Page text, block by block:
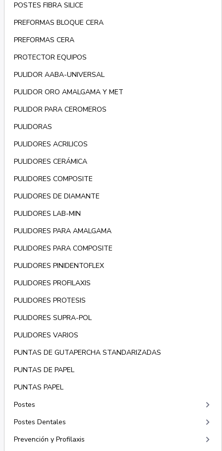
POSTES FIBRA SILICE
PREFORMAS BLOQUE CERA
PREFORMAS CERA
PROTECTOR EQUIPOS
PULIDOR AABA-UNIVERSAL
PULIDOR ORO AMALGAMA Y MET
PULIDOR PARA CEROMEROS
PULIDORAS
PULIDORES ACRILICOS
PULIDORES CERÁMICA
PULIDORES COMPOSITE
PULIDORES DE DIAMANTE
PULIDORES LAB-MIN
PULIDORES PARA AMALGAMA
PULIDORES PARA COMPOSITE
PULIDORES PINIDENTOFLEX
PULIDORES PROFILAXIS
PULIDORES PROTESIS
PULIDORES SUPRA-POL
PULIDORES VARIOS
PUNTAS DE GUTAPERCHA STANDARIZADAS
PUNTAS DE PAPEL
PUNTAS PAPEL
Postes
keyboard_arrow_right
Postes Dentales keyboard_arrow_right
Prevención y Profilaxis keyboard_arrow_right